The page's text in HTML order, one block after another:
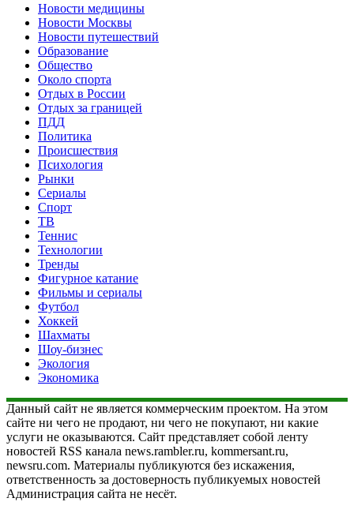
Новости медицины
Новости Москвы
Новости путешествий
Образование
Общество
Около спорта
Отдых в России
Отдых за границей
ПДД
Политика
Происшествия
Психология
Рынки
Сериалы
Спорт
ТВ
Теннис
Технологии
Тренды
Фигурное катание
Фильмы и сериалы
Футбол
Хоккей
Шахматы
Шоу-бизнес
Экология
Экономика
Данный сайт не является коммерческим проектом. На этом
сайте ни чего не продают, ни чего не покупают, ни какие
услуги не оказываются. Сайт представляет собой ленту
новостей RSS канала news.rambler.ru, kommersant.ru,
newsru.com. Материалы публикуются без искажения,
ответственность за достоверность публикуемых новостей
Администрация сайта не несёт.